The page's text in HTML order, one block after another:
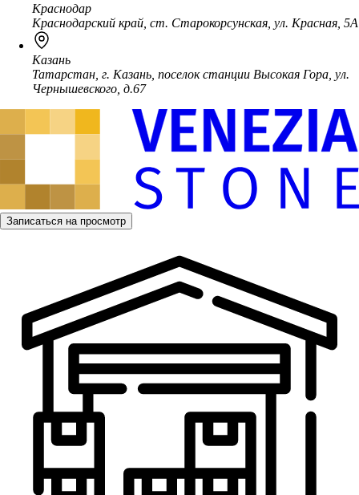
Краснодар
Краснодарский край, ст. Старокорсунская, ул. Красная, 5А
Казань
Татарстан, г. Казань, поселок станции Высокая Гора, ул.
Чернышевского, д.67
Записаться на просмотр